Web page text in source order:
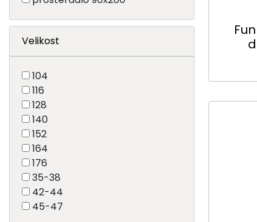
Velikost
104
116
128
140
152
164
176
35-38
42-44
45-47